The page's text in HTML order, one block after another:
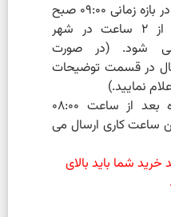
سفارشات ثبت شده در بازه زمانی 09:00 صبح
الی 9:00 شب بعد از 2 ساعت در شهر
می شود. (در صورت
در قسمت توضیحات
نمایید.)
سفارشات ثبت شده بعد از ساعت 08:00
ساعت کاری ارسال می
خرید شما باید بالای